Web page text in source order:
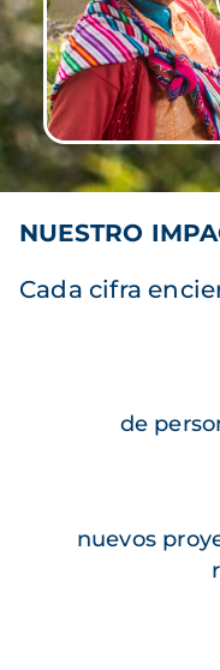
NUESTRO
Cada cifra
de
nuevos